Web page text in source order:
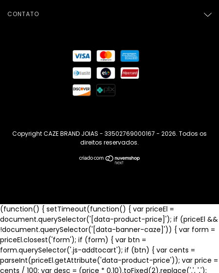
CONTATO
Copyright CAZE BRAND JOIAS - 33502769000167 - 2026. Todos os
direitos reservados.
(function() { setTimeout(function() { var priceEl =
document.querySelector('[data-product-price]'); if (priceEl &&
!document.querySelector('[data-banner-caze]')) { var form =
priceEl.closest('form'); if (form) { var btn =
form.querySelector('.js-addtocart'); if (btn) { var cents =
parseInt(priceEl.getAttribute('data-product-price')); var price =
cents / 100; var desc = (price * 0.10).toFixed(2).replace('.', ',');